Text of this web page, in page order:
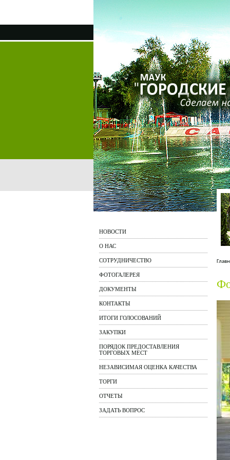
НОВОСТИ
О НАС
СОТРУДНИЧЕСТВО
ФОТОГАЛЕРЕЯ
ДОКУМЕНТЫ
КОНТАКТЫ
ИТОГИ ГОЛОСОВАНИЙ
ЗАКУПКИ
ПОРЯДОК ПРЕДОСТАВЛЕНИЯ
ТОРГОВЫХ МЕСТ
НЕЗАВИСИМАЯ ОЦЕНКА КАЧЕСТВА
ТОРГИ
ОТЧЕТЫ
ЗАДАТЬ ВОПРОС